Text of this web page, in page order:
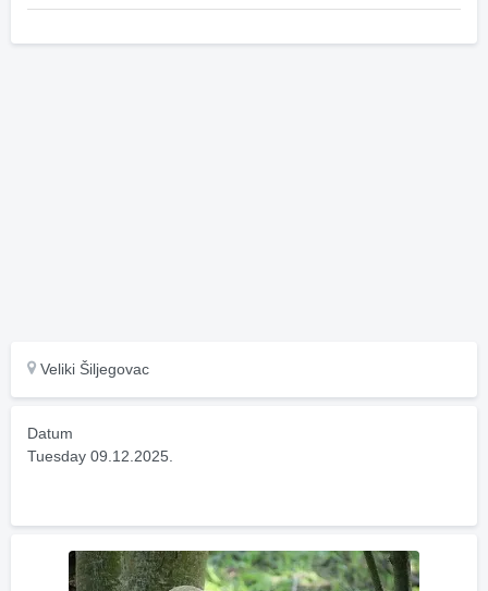
Veliki Šiljegovac
Datum
Tuesday 09.12.2025.